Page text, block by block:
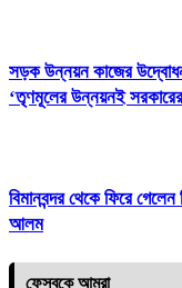
সড়ক উন্নয়ন কাজের উদ্বোধন
‘তৃণমূলের উন্নয়নই সরকারের
বিমানবন্দর থেকে ফিরে
আলম
ফেসবুকে আমরা